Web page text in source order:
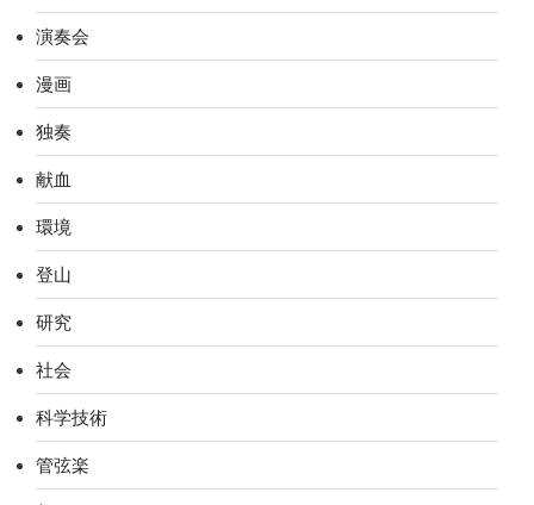
演奏会
漫画
独奏
献血
環境
登山
研究
社会
科学技術
管弦楽